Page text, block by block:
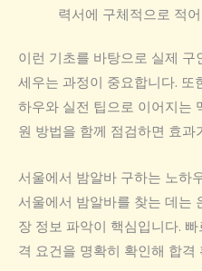
력서에 구체적으로 적
이런 기초를 바탕으로 실제
세우는 과정이 중요합니다. 또
하우와 실전 팁으로 이어지는
원 방법을 함께 점검하면 효과
서울에서 밤알바 구하는 노하
서울에서 밤알바를 찾는 데는
장 정보 파악이 핵심입니다.
격 요건을 명확히 확인해 합격